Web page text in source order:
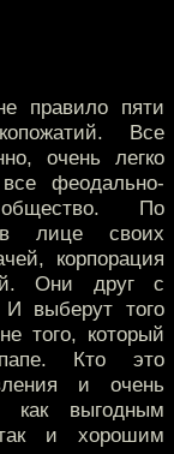
правило пяти
Все
очень легко
феодально-
общество. По
в лице своих
корпорация
Они друг с
И выберут того
того, который
Кто это
и очень
как выгодным
так и хорошим